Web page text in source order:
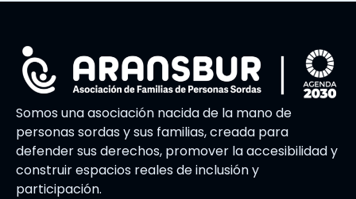
Somos una asociación nacida de la mano de
personas sordas y sus familias, creada para
defender sus derechos, promover la accesibilidad y
construir espacios reales de inclusión y
participación.